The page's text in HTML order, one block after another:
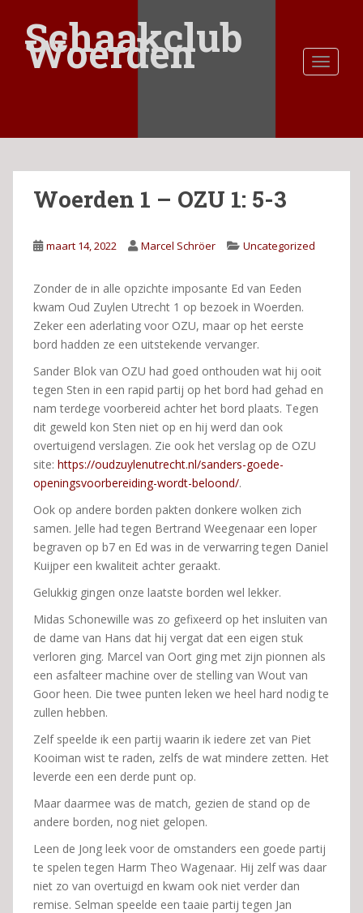
a
Schaakclub
Woerden
Woerden 1 – OZU 1: 5-3
maart 14, 2022 Marcel Schröer Uncategorized
Zonder de in alle opzichte imposante Ed van Eeden
kwam Oud Zuylen Utrecht 1 op bezoek in Woerden.
Zeker een aderlating voor OZU, maar op het eerste
bord hadden ze een uitstekende vervanger.
Sander Blok van OZU had goed onthouden wat hij ooit
tegen Sten in een rapid partij op het bord had gehad en
nam terdege voorbereid achter het bord plaats. Tegen
dit geweld kon Sten niet op en hij werd dan ook
overtuigend verslagen. Zie ook het verslag op de OZU
site: https://oudzuylenutrecht.nl/sanders-goede-
openingsvoorbereiding-wordt-beloond/.
Ook op andere borden pakten donkere wolken zich
samen. Jelle had tegen Bertrand Weegenaar een loper
begraven op b7 en Ed was in de verwarring tegen Daniel
Kuijper een kwaliteit achter geraakt.
Gelukkig gingen onze laatste borden wel lekker.
Midas Schonewille was zo gefixeerd op het insluiten van
de dame van Hans dat hij vergat dat een eigen stuk
verloren ging. Marcel van Oort ging met zijn pionnen als
een asfalteer machine over de stelling van Wout van
Goor heen. Die twee punten leken we heel hard nodig te
zullen hebben.
Zelf speelde ik een partij waarin ik iedere zet van Piet
Kooiman wist te raden, zelfs de wat mindere zetten. Het
leverde een een derde punt op.
Maar daarmee was de match, gezien de stand op de
andere borden, nog niet gelopen.
Leen de Jong leek voor de omstanders een goede partij
te spelen tegen Harm Theo Wagenaar. Hij zelf was daar
niet zo van overtuigd en kwam ook niet verder dan
remise. Selman speelde een taaie partij tegen Jan